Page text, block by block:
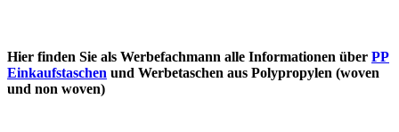
Hier finden Sie als Werbefachmann alle Informationen über PP
Einkaufstaschen und Werbetaschen aus Polypropylen (woven
und non woven)